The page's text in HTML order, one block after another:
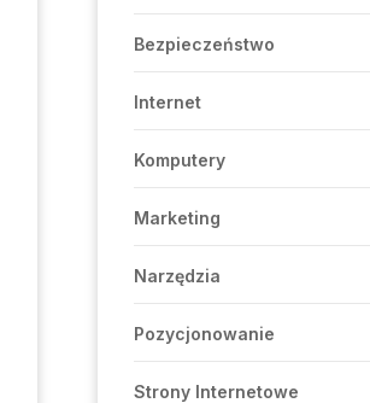
Bezpieczeństwo
Internet
Komputery
Marketing
Narzędzia
Pozycjonowanie
Strony Internetowe